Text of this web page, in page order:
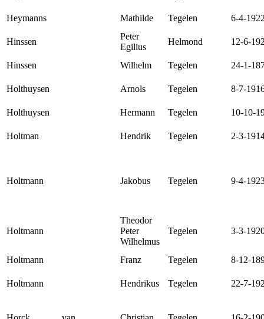
Heymanns Mathilde Tegelen 6-4-
Hinssen
Peter
Egilius
Helmond 12-6-
Hinssen Wilhelm Tegelen 24-1-
Holthuysen Arnols Tegelen 8-7-
Holthuysen Hermann Tegelen 10-10-
Holtman Hendrik Tegelen 2-3-
Holtmann Jakobus Tegelen 9-4-
Holtmann
Theodor
Peter
Wilhelmus
Tegelen 3-3-
Holtmann Franz Tegelen 8-12-
Holtmann Hendrikus Tegelen 22-7-